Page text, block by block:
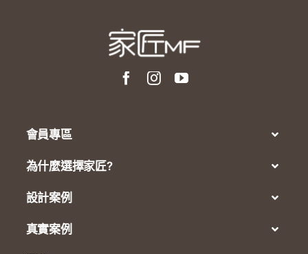
會員專區
為什麼選擇家匠?
設計案例
真實案例